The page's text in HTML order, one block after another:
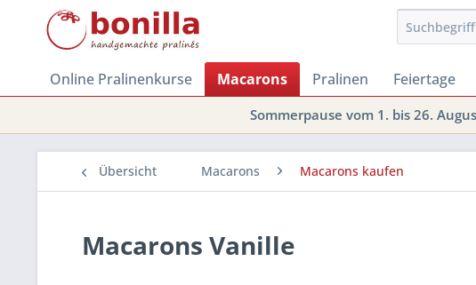
Online Pralinenkurse Macarons Pralinen Feiertage
Sommerpause vom 1. bis 26.
Übersicht Macarons Macarons kaufen
Macarons Vanille